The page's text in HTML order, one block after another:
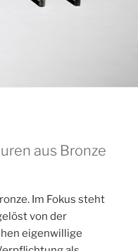
aus Bronze
Im Fokus steht
von der
eigenwillige